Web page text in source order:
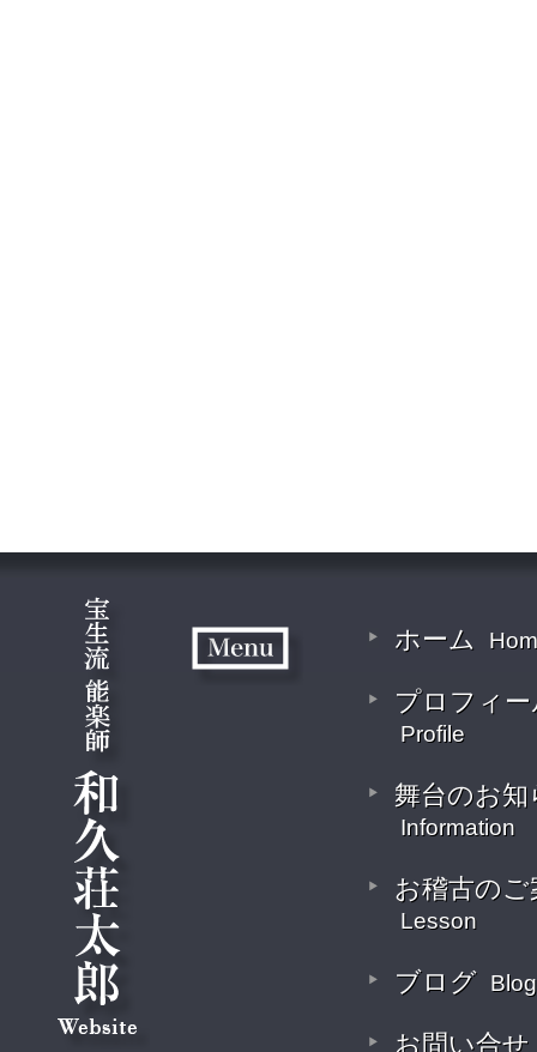
ホーム
プロフィー
Profile
舞台のお知
Information
お稽古のご
Lesson
ブログ Blog
お問い合せ